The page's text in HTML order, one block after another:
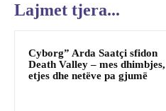
Lajmet tjera...
Cyborg” Arda Saatçi sfidon
Death Valley – mes dhimbjes,
etjes dhe netëve pa gjumë